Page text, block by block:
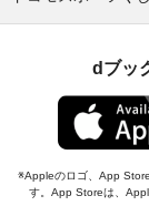
dブッ
Appleのロゴ、App
す。App Storeは、